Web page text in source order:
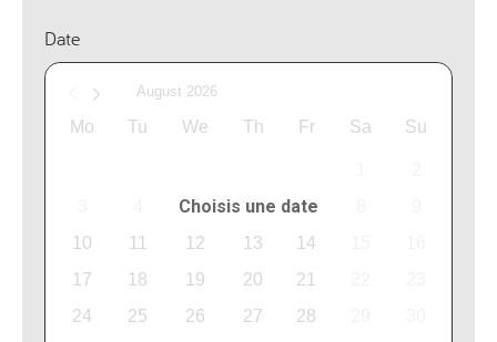
Date
August 2026
Mo Tu We Th Fr Sa Su
5 6 7
10
11 12 13 14
17
18 19 20 21
24
25 26 27 28